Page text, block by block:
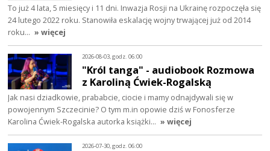
To już 4 lata, 5 miesięcy i 11 dni. Inwazja Rosji na Ukrainę rozpoczęła się
24 lutego 2022 roku. Stanowiła eskalację wojny trwającej już od 2014
roku… » więcej
2026-08-03, godz. 06:00
"Król tanga" - audiobook Rozmowa
z Karoliną Ćwiek-Rogalską
Jak nasi dziadkowie, prababcie, ciocie i mamy odnajdywali się w
powojennym Szczecinie? O tym m.in opowie dziś w Fonosferze
Karolina Ćwiek-Rogalska autorka książki… » więcej
2026-07-30, godz. 06:00